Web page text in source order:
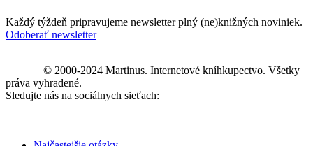
Každý týždeň pripravujeme newsletter plný (ne)knižných noviniek.
Odoberať newsletter
© 2000-2024 Martinus. Internetové kníhkupectvo. Všetky
práva vyhradené.
Sledujte nás na sociálnych sieťach: